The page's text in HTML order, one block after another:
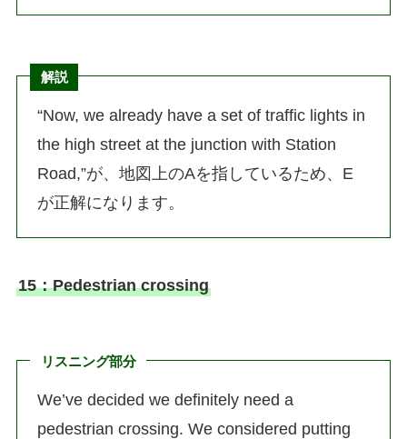
解説
“Now, we already have a set of traffic lights in
the high street at the junction with Station
Road,”が、地図上のAを指しているため、E
が正解になります。
15：Pedestrian crossing
リスニング部分
We’ve decided we definitely need a
pedestrian crossing. We considered putting